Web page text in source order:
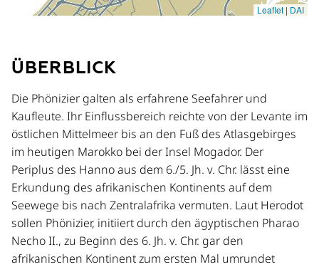
ÜBERBLICK
Die Phönizier galten als erfahrene Seefahrer und
Kaufleute. Ihr Einflussbereich reichte von der Levante im
östlichen Mittelmeer bis an den Fuß des Atlasgebirges
im heutigen Marokko bei der Insel Mogador. Der
Periplus des Hanno aus dem 6./5. Jh. v. Chr. lässt eine
Erkundung des afrikanischen Kontinents auf dem
Seewege bis nach Zentralafrika vermuten. Laut Herodot
sollen Phönizier, initiiert durch den ägyptischen Pharao
Necho II., zu Beginn des 6. Jh. v. Chr. gar den
afrikanischen Kontinent zum ersten Mal umrundet